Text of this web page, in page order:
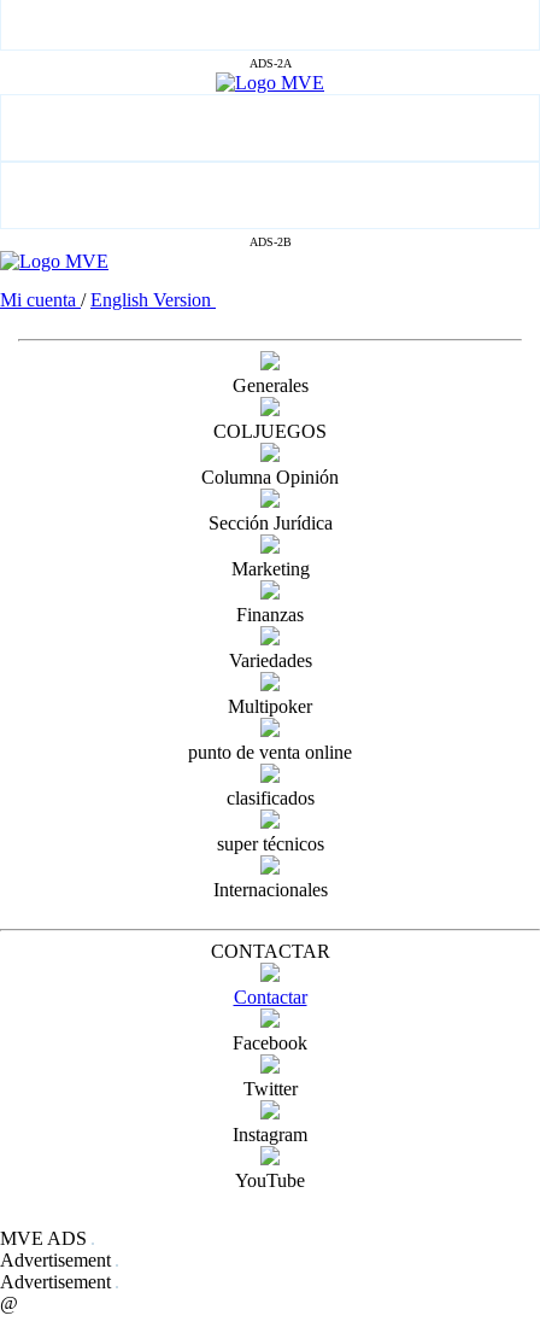
ADS-2A
ADS-2B
Mi cuenta /English Version
Generales
COLJUEGOS
Columna Opinión
Sección Jurídica
Marketing
Finanzas
Variedades
Multipoker
punto de venta online
clasificados
super técnicos
Internacionales
CONTACTAR
Contactar
Facebook
Twitter
Instagram
YouTube
MVE ADS
Advertisement
Advertisement
@